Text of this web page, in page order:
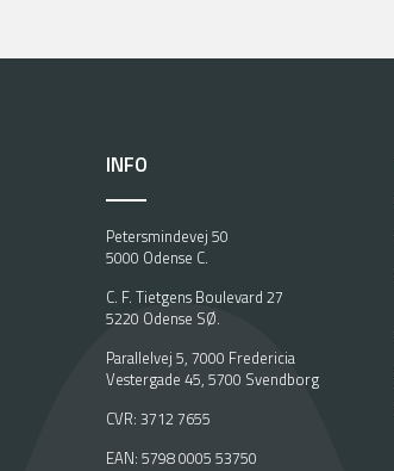
INFO
Petersmindevej 50
5000 Odense C.
C. F. Tietgens Boulevard 27
5220 Odense SØ.
Parallelvej 5, 7000 Fredericia
Vestergade 45, 5700 Svendborg
CVR: 3712 7655
EAN: 5798 0005 53750